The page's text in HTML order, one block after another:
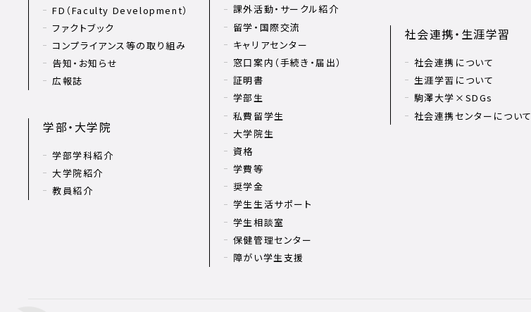
FD（Faculty Development）
ファクトブック
コンプライアンス等の取り組み
告知・お知らせ
広報誌
学部・大学院
学部学科紹介
大学院紹介
教員紹介
課外活動・サークル紹介
留学・国際交流
キャリアセンター
窓口案内（手続き・届出）
証明書
学部生
私費留学生
大学院生
資格
学費等
奨学金
学生生活サポート
学生相談室
保健管理センター
障がい学生支援
社会連携・生涯学習
社会連携について
生涯学習について
駒澤大学×SDGs
社会連携センターについて